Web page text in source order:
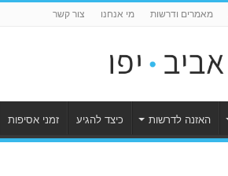
מאמרים ודרשות מי אנחנו צור קשר
האזנה לדרשות כיצד להגיע זמני אסיפות